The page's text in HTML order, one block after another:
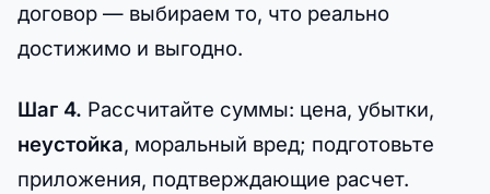
договор — выбираем то, что реально
достижимо и выгодно.
Шаг 4. Рассчитайте суммы: цена, убытки,
неустойка, моральный вред; подготовьте
приложения, подтверждающие расчет.